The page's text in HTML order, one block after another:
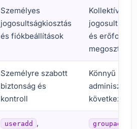
Személyes
jogosultságkiosztás
és fiókbeállítások
Kollektív
és erőforrás-
megosztás
Személyre szabott
biztonság és
kontroll
Könnyű
useradd , groupadd